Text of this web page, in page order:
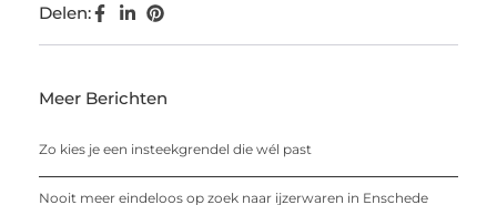
Delen:
Meer Berichten
Zo kies je een insteekgrendel die wél past
Nooit meer eindeloos op zoek naar ijzerwaren in Enschede